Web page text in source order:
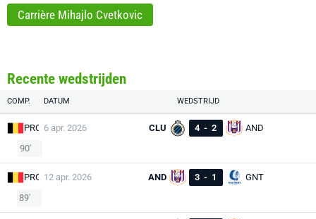
Carrière Mihajlo Cvetkovic
Recente wedstrijden
COMP. DATUM WEDSTRIJD
PRO 6 apr. 2026 CLU 4 - 2
AND
90'
PRO 12 apr. 2026 AND 3 - 1
GNT
89'